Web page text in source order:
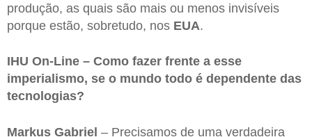
produção, as quais são mais ou menos invisíveis
porque estão, sobretudo, nos EUA.
IHU On-Line – Como fazer frente a esse
imperialismo, se o mundo todo é dependente das
tecnologias?
Markus Gabriel – Precisamos de uma verdadeira